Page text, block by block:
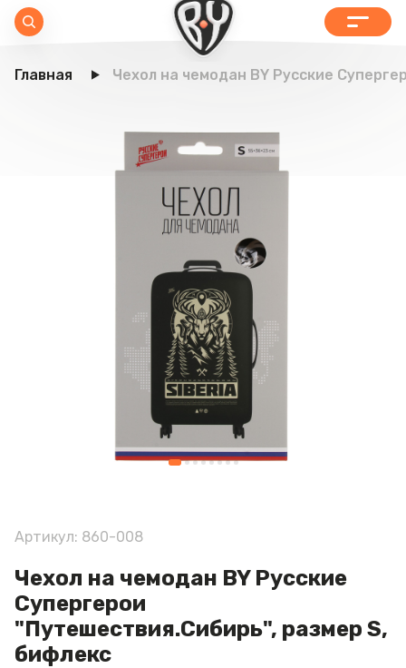
Главная Чехол на чемодан BY Русские
Артикул: 860-008
Чехол на чемодан BY Русские
Супергерои
"Путешествия.Сибирь", размер S,
бифлекс